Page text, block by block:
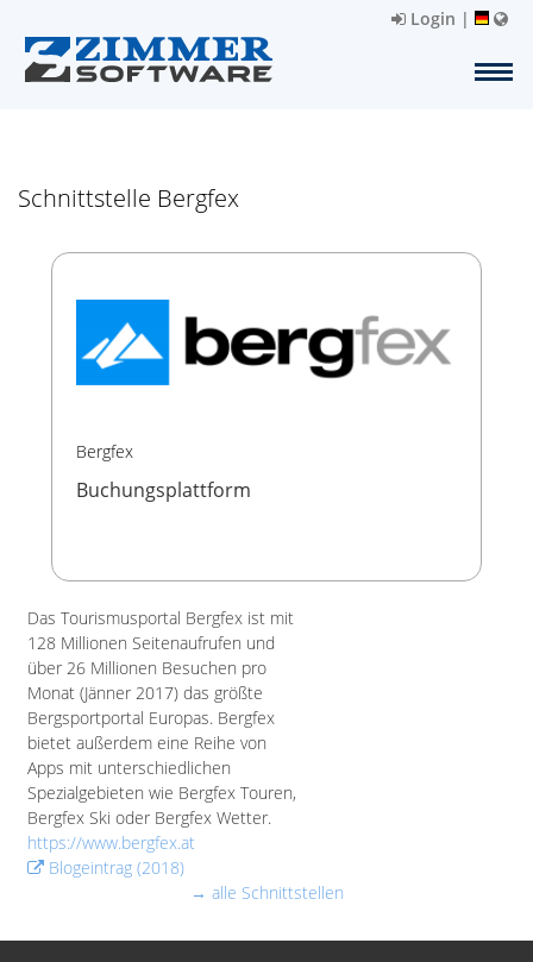
Login |
Schnittstelle Bergfex
Bergfex
Buchungsplattform
Das Tourismusportal Bergfex ist mit
128 Millionen Seitenaufrufen und
über 26 Millionen Besuchen pro
Monat (Jänner 2017) das größte
Bergsportportal Europas. Bergfex
bietet außerdem eine Reihe von
Apps mit unterschiedlichen
Spezialgebieten wie Bergfex Touren,
Bergfex Ski oder Bergfex Wetter.
https://www.bergfex.at
Blogeintrag (2018)
→ alle Schnittstellen